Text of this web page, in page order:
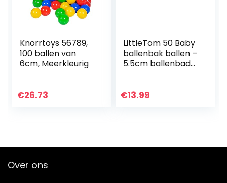
Knorrtoys 56789,
100 ballen van
6cm, Meerkleurig
€26.73
LittleTom 50 Baby
ballenbak ballen –
5.5cm ballenbad
jaar
€13.99
Over ons